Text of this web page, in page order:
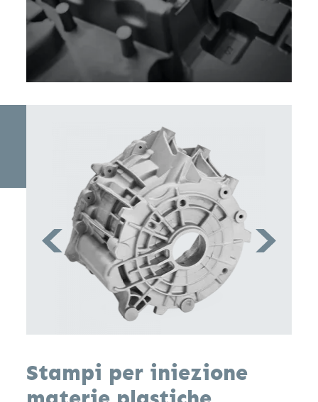
Stampi per iniezione